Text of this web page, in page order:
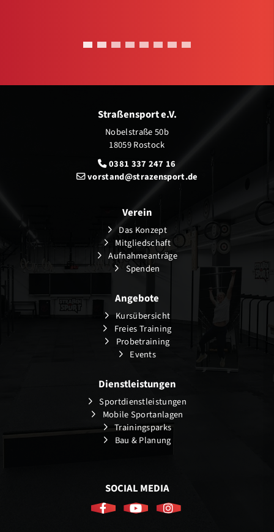
Straßensport e.V.
Nobelstraße 50b
18059 Rostock
0381 337 247 16
vorstand@strazensport.de
Verein
Das Konzept
Mitgliedschaft
Aufnahmeanträge
Spenden
Angebote
Kursübersicht
Freies Training
Probetraining
Events
Dienstleistungen
Sportdienstleistungen
Mobile Sportanlagen
Trainingsparks
Bau & Planung
SOCIAL MEDIA